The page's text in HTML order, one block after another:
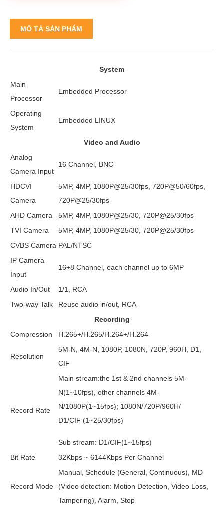
MÔ TẢ SẢN PHẨM
System
Main
Processor
Embedded Processor
Operating
System
Embedded LINUX
Video and Audio
Analog
Camera Input
16 Channel, BNC
HDCVI
Camera
5MP, 4MP, 1080P@25/30fps, 720P@50/60fps,
720P@25/30fps
AHD Camera
5MP, 4MP, 1080P@25/30, 720P@25/30fps
TVI Camera
5MP, 4MP, 1080P@25/30, 720P@25/30fps
CVBS Camera PAL/NTSC
IP Camera
Input
16+8 Channel, each channel up to 6MP
Audio In/Out
1/1, RCA
Two-way Talk
Reuse audio in/out, RCA
Recording
Compression
H.265+/H.265/H.264+/H.264
Resolution
5M-N, 4M-N, 1080P, 1080N, 720P, 960H, D1,
CIF
Record Rate
Main stream:the 1st & 2nd channels 5M-
N(1~10fps), other channels 4M-
N/1080P(1~15fps); 1080N/720P/960H/
D1/CIF (1~25/30fps)
Sub stream: D1/CIF(1~15fps)
Bit Rate
32Kbps ~ 6144Kbps Per Channel
Record Mode
Manual, Schedule (General, Continuous), MD
(Video detection: Motion Detection, Video Loss,
Tampering), Alarm, Stop